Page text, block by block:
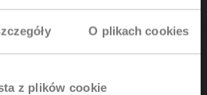
O plikach cookies
z plików cookie